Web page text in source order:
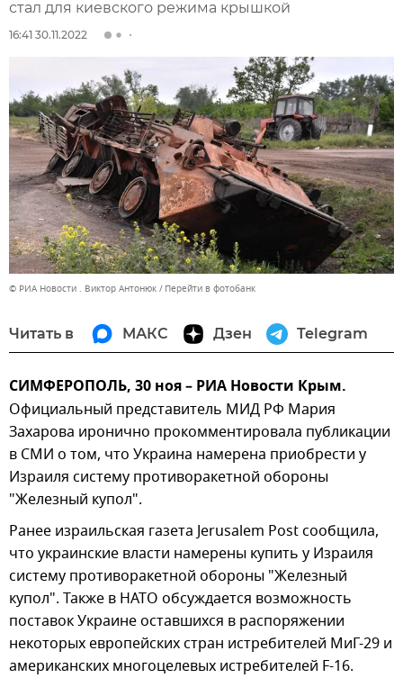
стал для киевского режима крышкой
16:41 30.11.2022
© РИА Новости . Виктор Антонюк Перейти в фотобанк
Читать в МАКС Дзен Telegram
СИМФЕРОПОЛЬ, 30 ноя – РИА Новости Крым.
Официальный представитель МИД РФ Мария
Захарова иронично прокомментировала публикации
в СМИ о том, что Украина намерена приобрести у
Израиля систему противоракетной обороны
"Железный купол".
Ранее израильская газета Jerusalem Post сообщила,
что украинские власти намерены купить у Израиля
систему противоракетной обороны "Железный
купол". Также в НАТО обсуждается возможность
поставок Украине оставшихся в распоряжении
некоторых европейских стран истребителей МиГ-29 и
американских многоцелевых истребителей F-16.